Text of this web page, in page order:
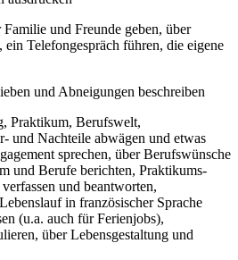
und Freunde geben, über
Telefongespräch führen, die eigene
und Abneigungen beschreiben
Praktikum, Berufswelt,
und Nachteile abwägen und etwas
sprechen, über Berufswünsche
und Berufe berichten, Praktikums-
und beantworten,
in französischer Sprache
(u.a. auch für Ferienjobs),
über Lebensgestaltung und